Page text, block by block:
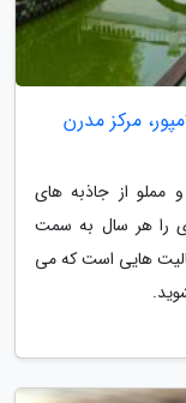
مرکز مدرن
مملو از جاذبه های
را هر سال به سمت
هایی است که می